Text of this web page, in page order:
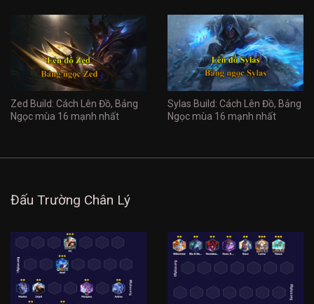
Zed Build: Cách Lên Đồ, Bảng
Ngọc mùa 16 mạnh nhất
Sylas Build: Cách Lên Đồ, Bảng
Ngọc mùa 16 mạnh nhất
Đấu Trường Chân Lý